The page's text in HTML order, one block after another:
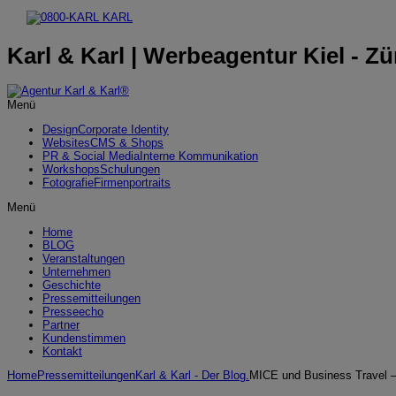
Karl & Karl | Werbeagentur Kiel -
Menü
DesignCorporate Identity
WebsitesCMS & Shops
PR & Social Media Interne Kommunikation
WorkshopsSchulungen
FotografieFirmenportraits
Menü
Home
BLOG
Veranstaltungen
Unternehmen
Geschichte
Pressemitteilungen
Presseecho
Partner
Kundenstimmen
Kontakt
HomePressemitteilungenKarl & Karl - Der Blog. MICE und Business Travel